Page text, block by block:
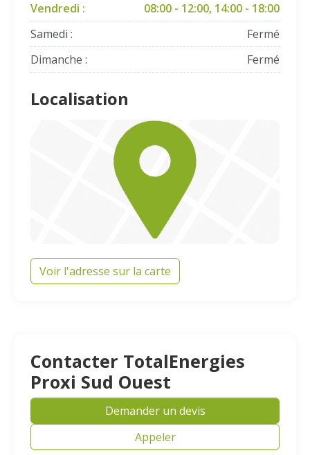
Vendredi :
08:00 - 12:00, 14:00 - 18:00
Samedi :
Fermé
Dimanche :
Fermé
Localisation
Voir l'adresse sur la carte
Contacter TotalEnergies
Proxi Sud Ouest
Demander un devis
Appeler